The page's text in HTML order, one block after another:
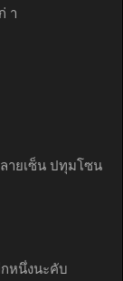
า
ายเซ็น ปทุมโซน
หนึ่งนะคับ